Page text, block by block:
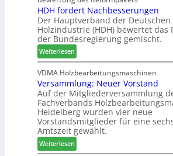
i
n
d
e
r
c
h
e
n
2
0
2
6
e
t
B
e
s
u
c
h
e
r
z
a
h
l
a
t
b
o
t
h
i
l
f
t
b
e
i
P
HDH fordert Nachbesserungen
Der Hauptverband der Deutschen
Holzindustrie (HDH) bewertet das
der Bundesregierung gemischt.
Weiterlesen:
H
D
H
f
o
r
d
e
r
VDMA Holzbearbeitungsmaschinen
Versammlung: Neuer Vorstand
Auf der Mitgliederversammlung
Fachverbands
Heidelberg wurden vier neue
Vorstandsmitglieder für eine
Amtszeit gewählt.
Weiterlesen:
V